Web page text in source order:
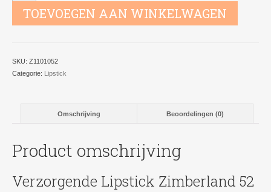
TOEVOEGEN AAN WINKELWAGEN
SKU: Z1101052
Categorie: Lipstick
Omschrijving Beoordelingen (0)
Product omschrijving
Verzorgende Lipstick Zimberland 52